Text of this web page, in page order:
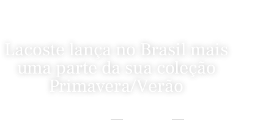
Lacoste lança no Brasil mais
uma parte da sua coleção
Primavera/Verão